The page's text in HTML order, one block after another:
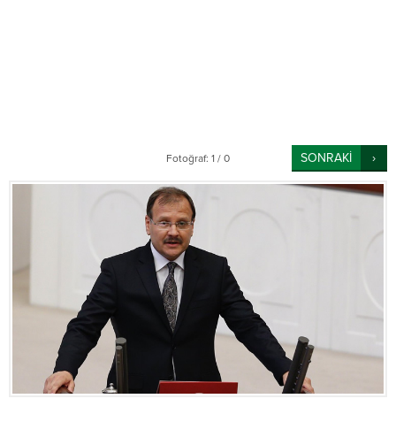
Fotoğraf: 1 / 0 SONRAKİ